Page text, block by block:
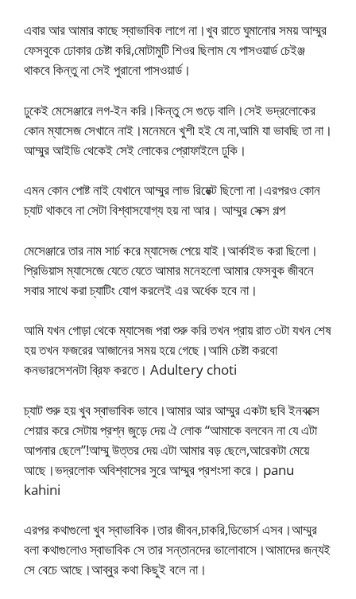
এবার আর আমার কাছে স্বাভাবিক লাগে না।খুব রাতে ঘুমানোর সময় আম্মুর
ফেসবুকে ঢোকার চেষ্টা করি,মোটামুটি শিওর ছিলাম যে পাসওয়ার্ড চেইঞ্জ
থাকবে কিন্তু না সেই পুরানো পাসওয়ার্ড।
ঢুকেই মেসেঞ্জারে লগ-ইন করি।কিন্তু সে গুড়ে বালি।সেই ভদ্রলোকের
কোন ম্যাসেজ সেখানে নাই।মনেমনে খুশী হই যে না,আমি যা ভাবছি তা না।
আম্মুর আইডি থেকেই সেই লোকের প্রোফাইলে ঢুকি।
এমন কোন পোষ্ট নাই যেখানে আম্মুর লাভ রিয়েক্ট ছিলো না।এরপরও কোন
চ্যাট থাকবে না সেটা বিশ্বাসযোগ্য হয় না আর। আম্মুর সেক্স গল্প
মেসেঞ্জারে তার নাম সার্চ করে ম্যাসেজ পেয়ে যাই।আর্কাইভ করা ছিলো।
প্রিভিয়াস ম্যাসেজে যেতে যেতে আমার মনেহলো আমার ফেসবুক জীবনে
সবার সাথে করা চ্যাটিং যোগ করলেই এর অর্ধেক হবে না।
আমি যখন গোড়া থেকে ম্যাসেজ পরা শুরু করি তখন প্রায় রাত ৩টা যখন শেষ
হয় তখন ফজরের আজানের সময় হয়ে গেছে।আমি চেষ্টা করবো
কনভারসেশনটা ব্রিফ করতে। Adultery choti
চ্যাট শুরু হয় খুব স্বাভাবিক ভাবে।আমার আর আম্মুর একটা ছবি ইনবক্সে
শেয়ার করে সেটায় প্রশ্ন জুড়ে দেয় ঐ লোক “আমাকে বলবেন না যে এটা
আপনার ছেলে”!আম্মু উত্তর দেয় এটা আমার বড় ছেলে,আরেকটা মেয়ে
আছে।ভদ্রলোক অবিশ্বাসের সুরে আম্মুর প্রশংসা করে। panu
kahini
এরপর কথাগুলো খুব স্বাভাবিক।তার জীবন,চাকরি,ডিভোর্স এসব।আম্মুর
বলা কথাগুলোও স্বাভাবিক সে তার সন্তানদের ভালোবাসে।আমাদের জন্যই
সে বেচে আছে।আব্বুর কথা কিছুই বলে না।